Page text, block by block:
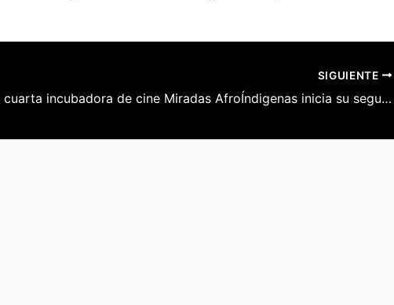
SIGUIENTE
La cuarta incubadora de cine Miradas AfroÍndigenas inicia su segunda fase en Canarias con la participación de seis proyectos